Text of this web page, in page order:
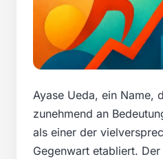
Ayase Ueda, ein Name,
zunehmend an
als einer der
Gegenwart etabliert.